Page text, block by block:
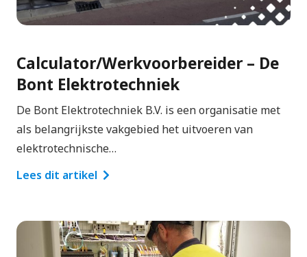
Calculator/Werkvoorbereider – De
Bont Elektrotechniek
De Bont Elektrotechniek B.V. is een organisatie met
als belangrijkste vakgebied het uitvoeren van
elektrotechnische…
Lees dit artikel